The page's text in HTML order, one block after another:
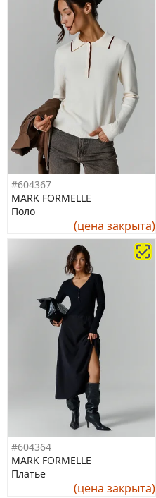
#604367
MARK FORMELLE
Поло
(цена закрыта)
#604364
MARK FORMELLE
Платье
(цена закрыта)